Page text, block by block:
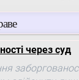
через суд